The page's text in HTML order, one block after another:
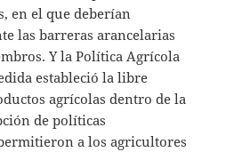
en el que deberían
las barreras arancelarias
Y la Política Agrícola
estableció la libre
agrícolas dentro de la
de políticas
a los agricultores